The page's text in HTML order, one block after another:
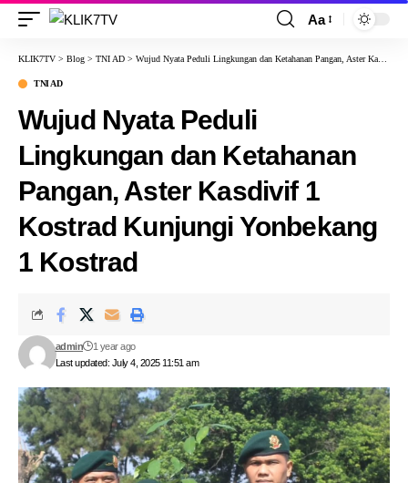
Aa
KLIK7TV > Blog > TNI AD > Wujud Nyata Peduli Lingkungan dan Ketahanan Pangan, Aster Kasdivif 1 Kostrad Kunjungi Yonbekang 1 Kostrad
TNI AD
Wujud Nyata Peduli
Lingkungan dan Ketahanan
Pangan, Aster Kasdivif 1
Kostrad Kunjungi Yonbekang
1 Kostrad
Last updated: July 4, 2025 11:51 am
admin 1 year ago